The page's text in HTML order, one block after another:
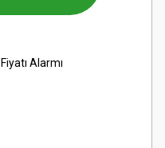
Fiyatı Alarmı